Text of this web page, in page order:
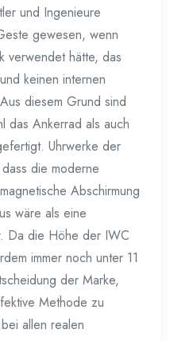
und Ingenieure
gewesen, wenn
verwendet hätte, das
keinen internen
diesem Grund sind
das Ankerrad als auch
Uhrwerke der
die moderne
Abschirmung
wäre als eine
Da die Höhe der IWC
immer noch unter 11
der Marke,
Methode zu
allen realen